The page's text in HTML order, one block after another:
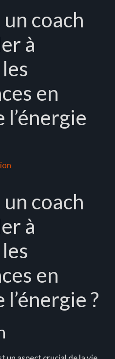
coach
à
en
l’énergie
coach
à
en
?